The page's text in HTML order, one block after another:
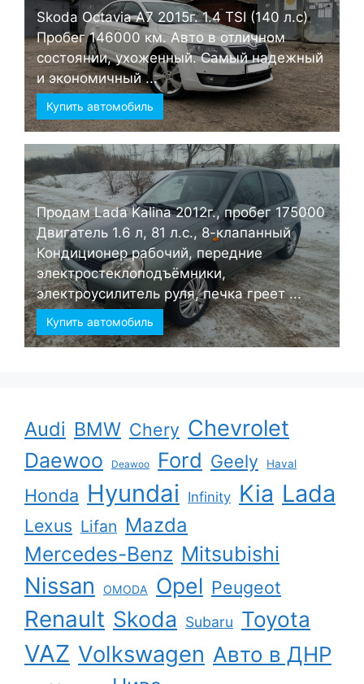
Skoda Octavia А7 2015г. 1.4 TSI (140 л.с)
Пробег 146000 км. Авто в отличном
состоянии, ухоженный. Самый надежный
и экономичный ...
Купить автомобиль
Продам Lada Kalina 2012г., пробег 175000
Двигатель 1.6 л, 81 л.с., 8-клапанный
Кондиционер рабочий, передние
электростеклоподъёмники,
электроусилитель руля, печка греет ...
Купить автомобиль
Audi BMW Chery Chevrolet
Daewoo Deawoo Ford Geely Haval
Honda Hyundai Infinity Kia Lada
Lexus Lifan Mazda
Mercedes-Benz Mitsubishi
Nissan OMODA Opel Peugeot
Renault Skoda Subaru Toyota
VAZ Volkswagen Авто в ДНР